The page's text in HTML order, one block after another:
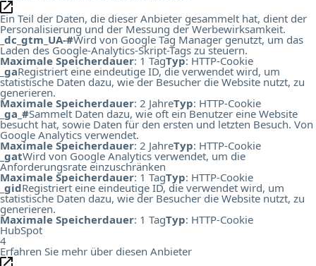
Ein Teil der Daten, die dieser Anbieter gesammelt hat, dient der
Personalisierung und der Messung der Werbewirksamkeit.
_dc_gtm_UA-#Wird von Google Tag Manager genutzt, um das
Laden des Google-Analytics-Skript-Tags zu steuern.
Maximale Speicherdauer: 1 TagTyp: HTTP-Cookie
_gaRegistriert eine eindeutige ID, die verwendet wird, um
statistische Daten dazu, wie der Besucher die Website nutzt, zu
generieren.
Maximale Speicherdauer: 2 JahreTyp: HTTP-Cookie
_ga_#Sammelt Daten dazu, wie oft ein Benutzer eine Website
besucht hat, sowie Daten für den ersten und letzten Besuch. Von
Google Analytics verwendet.
Maximale Speicherdauer: 2 JahreTyp: HTTP-Cookie
_gatWird von Google Analytics verwendet, um die
Anforderungsrate einzuschränken
Maximale Speicherdauer: 1 TagTyp: HTTP-Cookie
_gidRegistriert eine eindeutige ID, die verwendet wird, um
statistische Daten dazu, wie der Besucher die Website nutzt, zu
generieren.
Maximale Speicherdauer: 1 TagTyp: HTTP-Cookie
HubSpot
4
Erfahren Sie mehr über diesen Anbieter